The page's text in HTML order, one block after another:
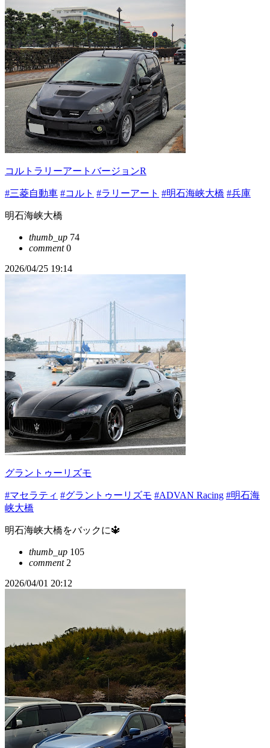
コルトラリーアートバージョンR
#三菱自動車 #コルト #ラリーアート #明石海峡大橋 #兵庫
明石海峡大橋
thumb_up 74
comment0
2026/04/25 19:14
グラントゥーリズモ
#マセラティ #グラントゥーリズモ #ADVAN Racing #明石海
峡大橋
明石海峡大橋をバックに🔱
thumb_up 105
comment2
2026/04/01 20:12